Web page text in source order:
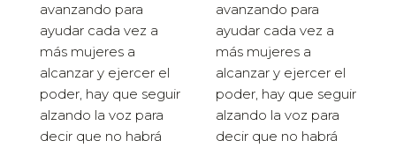
avanzando para
ayudar cada vez a
más mujeres a
alcanzar y ejercer el
poder, hay que seguir
alzando la voz para
decir que no habrá
avanzando para
ayudar cada vez a
más mujeres a
alcanzar y ejercer el
poder, hay que seguir
alzando la voz para
decir que no habrá